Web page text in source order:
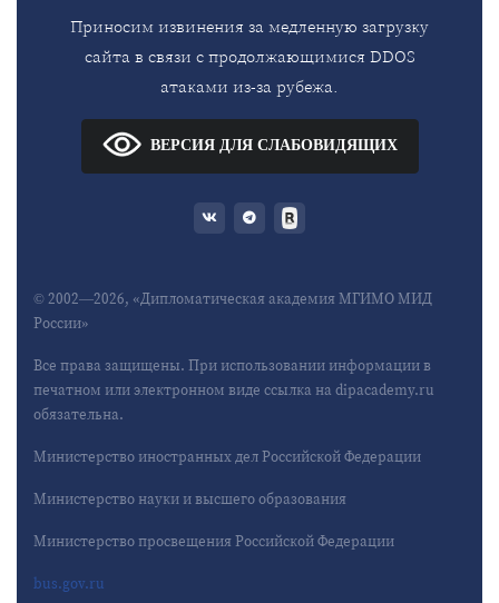
Приносим извинения за медленную загрузку
сайта в связи с продолжающимися DDOS
атаками из-за рубежа.
ВЕРСИЯ ДЛЯ СЛАБОВИДЯЩИХ
© 2002—2026, «Дипломатическая академия МГИМО МИД
России»
Все права защищены. При использовании информации в
печатном или электронном виде ссылка на dipacademy.ru
обязательна.
Министерство иностранных дел Российской Федерации
Министерство науки и высшего образования
Министерство просвещения Российской Федерации
bus.gov.ru